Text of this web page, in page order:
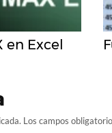
en Excel
Los campos